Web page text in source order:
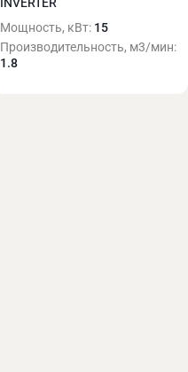
Мощность, кВт: 15
Производительность, м3/мин:
1.8